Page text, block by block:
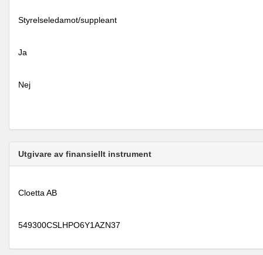
Styrelseledamot/suppleant
Ja
Nej
Utgivare av finansiellt instrument
Cloetta AB
549300CSLHPO6Y1AZN37